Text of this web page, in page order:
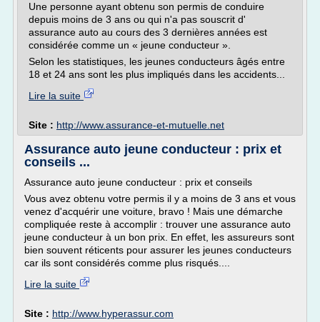
Une personne ayant obtenu son permis de conduire
depuis moins de 3 ans ou qui n'a pas souscrit d'
assurance auto au cours des 3 dernières années est
considérée comme un « jeune conducteur ».
Selon les statistiques, les jeunes conducteurs âgés entre
18 et 24 ans sont les plus impliqués dans les accidents...
Lire la suite
Site : http://www.assurance-et-mutuelle.net
Assurance auto jeune conducteur : prix et
conseils ...
Assurance auto jeune conducteur : prix et conseils
Vous avez obtenu votre permis il y a moins de 3 ans et vous
venez d'acquérir une voiture, bravo ! Mais une démarche
compliquée reste à accomplir : trouver une assurance auto
jeune conducteur à un bon prix. En effet, les assureurs sont
bien souvent réticents pour assurer les jeunes conducteurs
car ils sont considérés comme plus risqués....
Lire la suite
Site : http://www.hyperassur.com